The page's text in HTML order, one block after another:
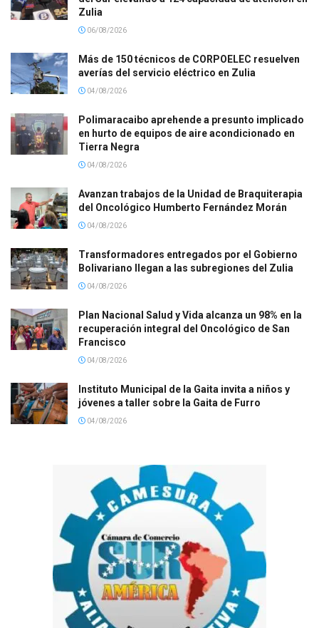
Zulia
06/08/2026
Más de 150 técnicos de CORPOELEC resuelven
averías del servicio eléctrico en Zulia
04/08/2026
Polimaracaibo aprehende a presunto implicado
en hurto de equipos de aire acondicionado en
Tierra Negra
04/08/2026
Avanzan trabajos de la Unidad de Braquiterapia
del Oncológico Humberto Fernández Morán
04/08/2026
Transformadores entregados por el Gobierno
Bolivariano llegan a las subregiones del Zulia
04/08/2026
Plan Nacional Salud y Vida alcanza un 98% en la
recuperación integral del Oncológico de San
Francisco
04/08/2026
Instituto Municipal de la Gaita invita a niños y
jóvenes a taller sobre la Gaita de Furro
04/08/2026